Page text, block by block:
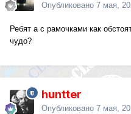
Опубликовано 7 мая,
Ребят а с рамочками как
чудо?
huntter
Опубликовано 7 мая,